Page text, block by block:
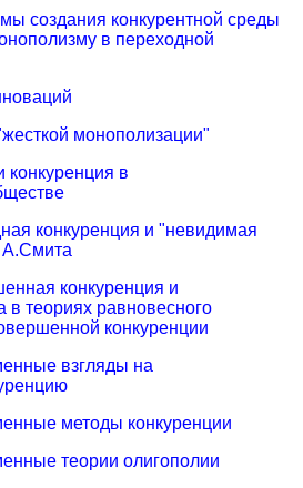
создания конкурентной среды
в переходной
монополизации"
конкуренция в
конкуренция и "невидимая
А.Смита
конкуренция и
в теориях равновесного
конкуренции
взгляды на
методы конкуренции
теории олигополии